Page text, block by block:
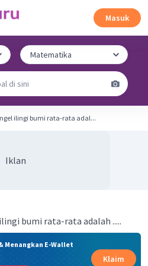
Masuk
ilingi bumi rata-rata adal...
Iklan
bumi rata-rata adalah .....
Menangkan E-Wallet
Klaim